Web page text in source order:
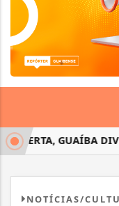
GUAÍBA
NOTÍCIAS/